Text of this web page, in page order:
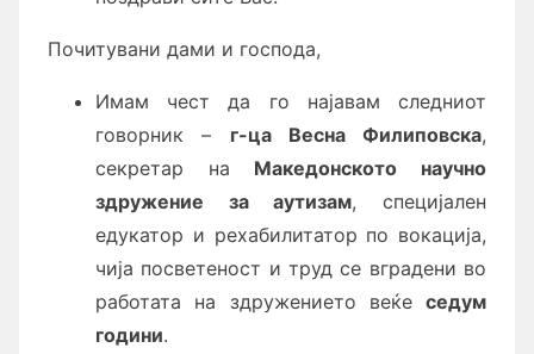
Почитувани дами и господа,
Имам чест да го најавам следниот
говорник – г-ца Весна Филиповска,
секретар на Македонското научно
здружение за аутизам, специјален
едукатор и рехабилитатор по вокација,
чија посветеност и труд се вградени во
работата на здружението веќе седум
години.